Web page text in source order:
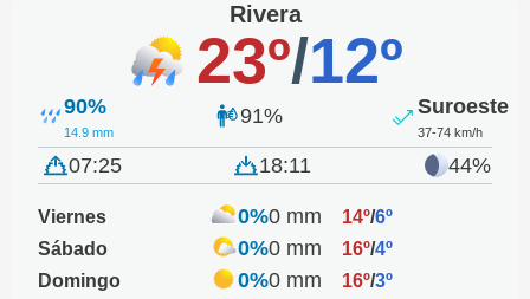
Rivera
23º/12º
90%
14.9 mm
91% Suroeste
37-74 km/h
07:25 18:11 44%
Viernes 0%0 mm 14º/6º
Sábado
0%0 mm 16º/4º
Domingo
0%0 mm 16º/3º